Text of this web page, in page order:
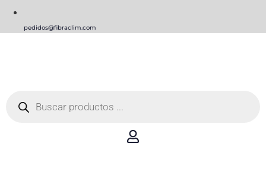
pedidos@fibraclim.com
productos